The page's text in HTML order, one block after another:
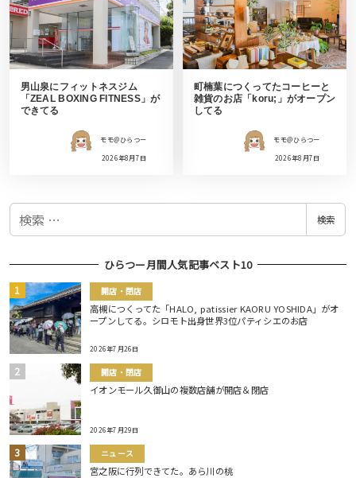
男山泉にフィットネスジム
「ZEAL BOXING FITNESS」が
できてる
モモ＠ひらつー
2026年8月7日
町楠葉につくってたコーヒーと
雑貨のお店「koru;」がオープン
してる
モモ＠ひらつー
2026年8月7日
検
検索
ひらつー月間人気記事ベスト10
開店・閉店
高槻につくってた「HALO, patissier KAORU YOSHIDA」がオ
ープンしてる。シロモト出身世界3位パティシエのお店
2026年7月26日
開店・閉店
イオンモール久御山の複数店舗が開店＆閉店
2026年7月29日
ニュース
宮之阪に行列できてた。あら川の桃